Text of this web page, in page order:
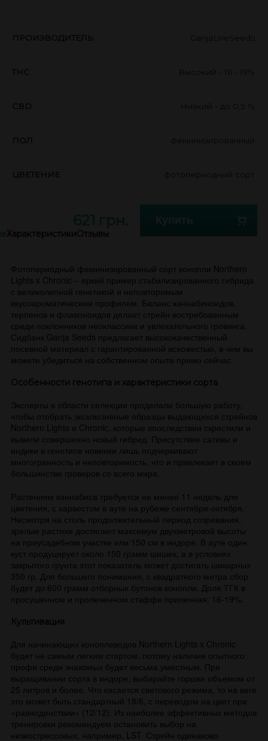
ХарактеристикиОтзывы
Фотопериодный феминизированный сорт конопли Northern
Lights x Chronic – яркий пример стабилизированного гибрида
с великолепной генетикой и неповторимым
вкусоароматическим профилем. Баланс каннабиноидов,
терпенов и флавоноидов делает стрейн востребованным
среди поклонников неоклассики и увлекательного гровинга.
Сидбанк Ganja Seeds предлагает высококачественный
посевной материал с гарантированной всхожестью, в чем вы
можете убедиться на собственном опыте прямо сейчас.
Особенности генотипа и характеристики сорта
Эксперты в области селекции проделали большую работу,
чтобы отобрать эксклюзивные образцы выдающихся стрейнов
Northern Lights и Chronic, которые впоследствии скрестили и
вывели совершенно новый гибрид. Присутствие сативы и
индики в генотипе новинки лишь подчеркивают
многогранность и неповторимость, что и привлекает в своем
большинстве гроверов со всего мира.
Растениям каннабиса требуется не менее 11 недель для
цветения, с харвестом в ауте на рубеже сентября-октября.
Несмотря на столь продолжительный период созревания,
зрелые растихи достигают максимум двухметровой высоты
на приусадебном участке или 150 см в индоре. В ауте один
куст продуцирует около 150 грамм шишек, а в условиях
закрытого грунта этот показатель может достигать шикарных
350 гр. Для большего понимания, с квадратного метра сбор
будет до 600 грамм отборных бутонов конопли. Доля ТГК в
просушенном и пролеченном стаффе приличная: 16-19%.
Культивация
Для начинающих коноплеводов Northern Lights x Chronic
будет не самым легким стартом, потому наличие опытного
профи среди знакомых будет весьма уместным. При
выращивании сорта в индоре, выбирайте горшки объемом от
25 литров и более. Что касается светового режима, то на веге
это может быть стандартный 18/6, с переводом на цвет при
«равноденствии» (12/12). Из наиболее эффективных методов
тренировки рекомендуем остановить выбор на
низкострессовых, например, LST. Стрейн одинаково